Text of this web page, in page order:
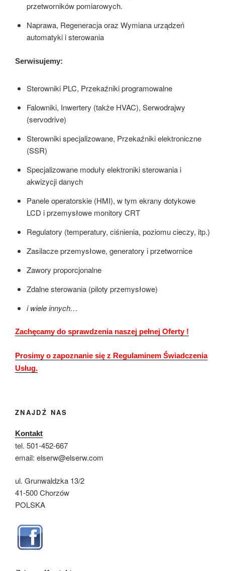
przetworników pomiarowych.
Naprawa, Regeneracja oraz Wymiana urządzeń
automatyki i sterowania
Serwisujemy:
Sterowniki PLC, Przekaźniki programowalne
Falowniki, Inwertery (także HVAC), Serwodrajwy
(servodrive)
Sterowniki specjalizowane, Przekaźniki elektroniczne
(SSR)
Specjalizowane moduły elektroniki sterowania i
akwizycji danych
Panele operatorskie (HMI), w tym ekrany dotykowe
LCD i przemysłowe monitory CRT
Regulatory (temperatury, ciśnienia, poziomu cieczy, itp.)
Zasilacze przemysłowe, generatory i przetwornice
Zawory proporcjonalne
Zdalne sterowania (piloty przemysłowe)
i wiele innych…
Zachęcamy do sprawdzenia naszej pełnej Oferty !
Prosimy o zapoznanie się z Regulaminem Świadczenia
Usług.
ZNAJDŹ NAS
Kontakt
tel. 501-452-667
email: elserw@elserw.com
ul. Grunwaldzka 13/2
41-500 Chorzów
POLSKA